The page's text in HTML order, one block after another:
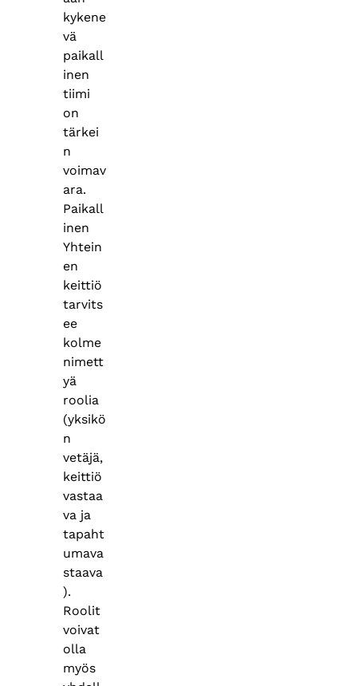
kykene
vä
paikall
inen
tiimi
on
tärkei
n
voimav
ara.
Paikall
inen
Yhtein
en
keittiö
tarvits
ee
kolme
nimett
yä
roolia
(yksikö
n
vetäjä,
keittiö
vastaa
va ja
tapaht
umava
staava
).
Roolit
voivat
olla
myös